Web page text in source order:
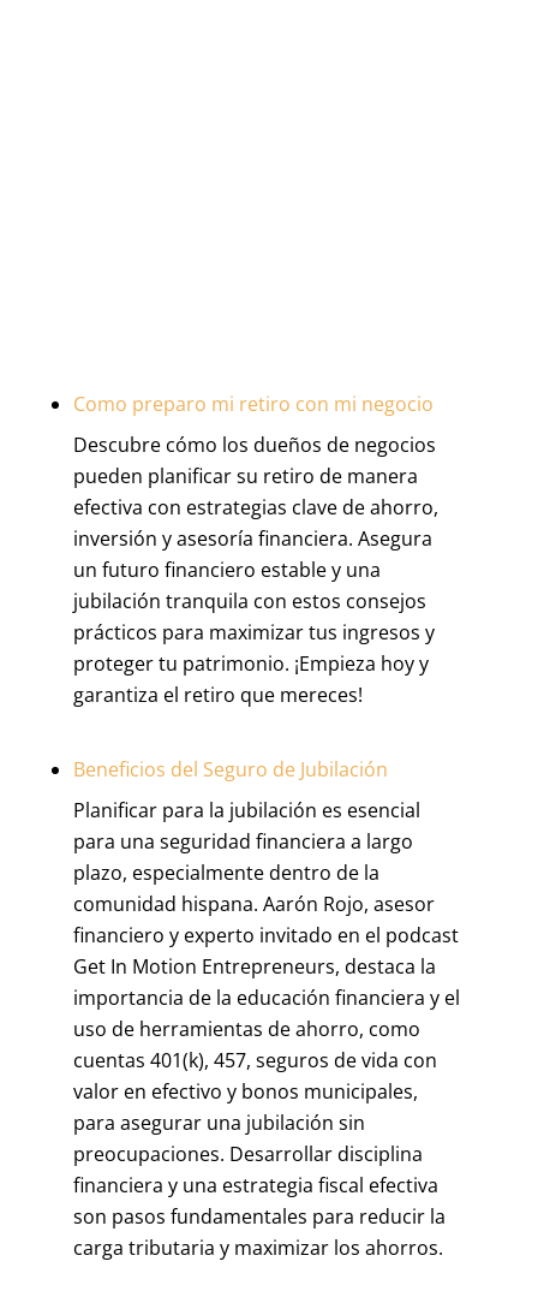
Como preparo mi retiro con mi negocio
Descubre cómo los dueños de negocios
pueden planificar su retiro de manera
efectiva con estrategias clave de ahorro,
inversión y asesoría financiera. Asegura
un futuro financiero estable y una
jubilación tranquila con estos consejos
prácticos para maximizar tus ingresos y
proteger tu patrimonio. ¡Empieza hoy y
garantiza el retiro que mereces!
Beneficios del Seguro de Jubilación
Planificar para la jubilación es esencial
para una seguridad financiera a largo
plazo, especialmente dentro de la
comunidad hispana. Aarón Rojo, asesor
financiero y experto invitado en el podcast
Get In Motion Entrepreneurs, destaca la
importancia de la educación financiera y el
uso de herramientas de ahorro, como
cuentas 401(k), 457, seguros de vida con
valor en efectivo y bonos municipales,
para asegurar una jubilación sin
preocupaciones. Desarrollar disciplina
financiera y una estrategia fiscal efectiva
son pasos fundamentales para reducir la
carga tributaria y maximizar los ahorros.